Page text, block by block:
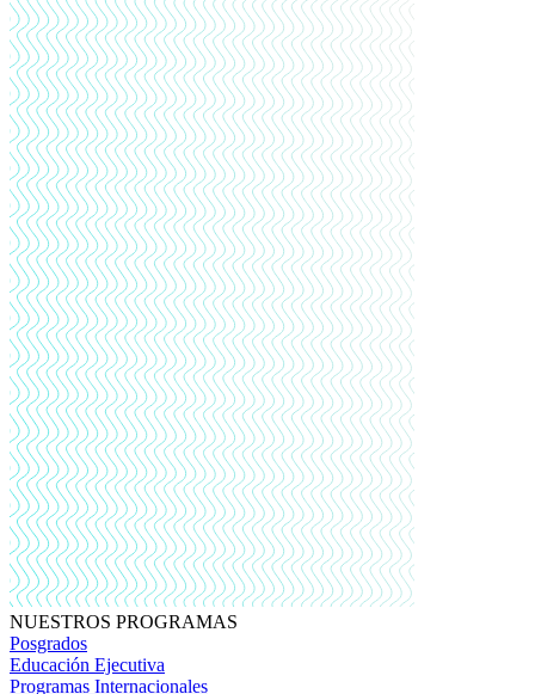
NUESTROS PROGRAMAS
Posgrados
Educación Ejecutiva
Programas Internacionales